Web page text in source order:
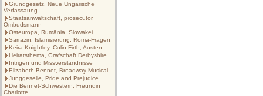
Grundgesetz, Neue Ungarische
Verfassaung
Staatsanwaltschaft, prosecutor,
Ombudsmann
Osteuropa, Rumänia, Slowakei
Sarrazin, Islamisierung, Roma-Fragen
Keira Knightley, Colin Firth, Austen
Heiratsthema, Grafschaft Derbyshire
Intrigen und Missverständnisse
Elizabeth Bennet, Broadway-Musical
Junggeselle, Pride and Prejudice
Die Bennet-Schwestern, Freundin
Charlotte